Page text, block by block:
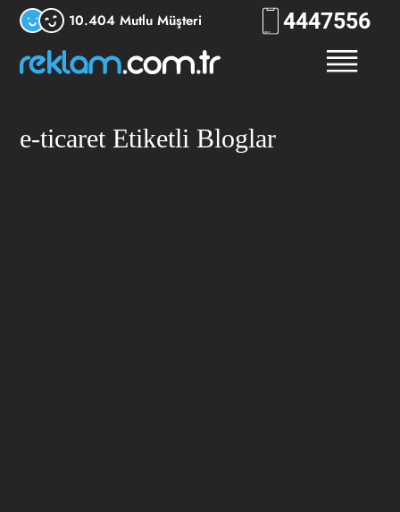
10.404 Mutlu Müşteri 4447556
e-ticaret Etiketli Bloglar